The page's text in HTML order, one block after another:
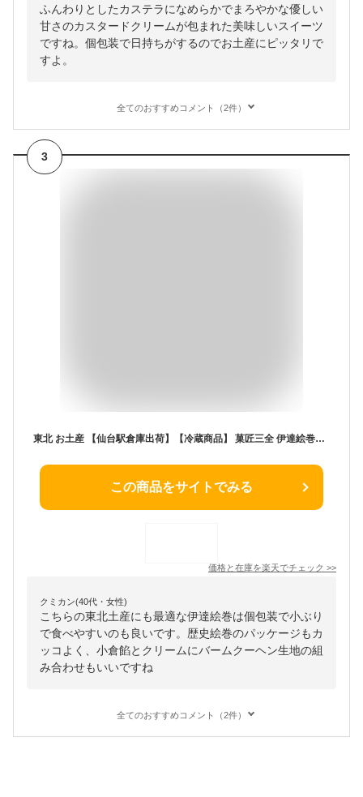
ふんわりとしたカステラになめらかでまろやかな優しい
甘さのカスタードクリームが包まれた美味しいスイーツ
ですね。個包装で日持ちがするのでお土産にピッタリで
すよ。
全てのおすすめコメント（2件）
3
東北 お土産 【仙台駅倉庫出荷】【冷蔵商品】 菓匠三全 伊達絵巻12個入 仙台 土産 東北みやげ お菓子 スイーツ グルメ おとりよせ お年賀 お中元 御中元 お歳暮 御歳暮 内祝い お取り寄せ ギフト プレゼント のし可
この商品をサイトでみる
価格と在庫を楽天でチェック >>
クミカン(40代・女性)
こちらの東北土産にも最適な伊達絵巻は個包装で小ぶり
で食べやすいのも良いです。歴史絵巻のパッケージもカ
ッコよく、小倉餡とクリームにバームクーヘン生地の組
み合わせもいいですね
全てのおすすめコメント（2件）